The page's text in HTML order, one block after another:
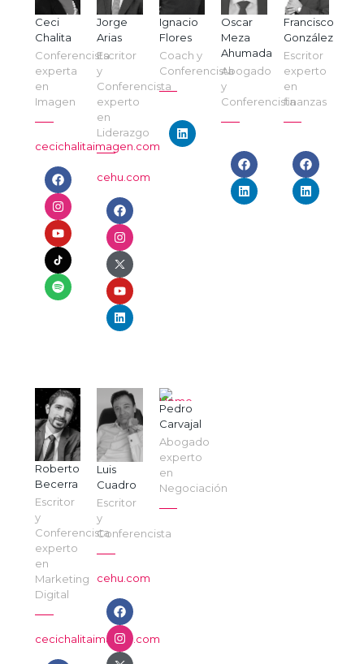
Ceci
Chalita
Conferencista
experta
en
Imagen
cecichalitaimagen.com
Jorge
Arias
Escritor
y
Conferencista
experto
en
Liderazgo
cehu.com
Ignacio
Flores
Coach y
Conferencista
Oscar
Meza
Ahumada
Abogado
y
Conferencista
Francisco
González
Escritor
experto
en
finanzas
Roberto
Becerra
Escritor
y
Conferencista
experto
en
Marketing
Digital
cecichalitaimagen.com
Luis
Cuadro
Escritor
y
Conferencista
cehu.com
Pedro
Carvajal
Abogado
experto
en
Negociación